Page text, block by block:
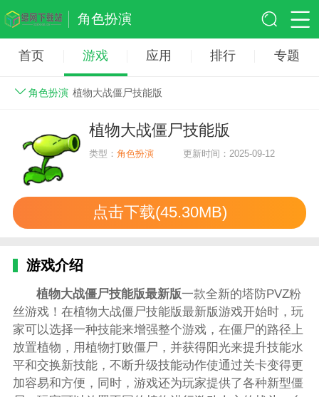
角色扮演
首页 游戏 应用 排行 专题
角色扮演 植物大战僵尸技能版
植物大战僵尸技能版
类型：角色扮演 更新时间：2025-09-12
点击下载(45.30MB)
游戏介绍
植物大战僵尸技能版最新版一款全新的塔防PVZ粉
丝游戏！在植物大战僵尸技能版最新版游戏开始时，玩
家可以选择一种技能来增强整个游戏，在僵尸的路径上
放置植物，用植物打败僵尸，并获得阳光来提升技能水
平和交换新技能，不断升级技能动作使通过关卡变得更
加容易和方便，同时，游戏还为玩家提供了各种新型僵